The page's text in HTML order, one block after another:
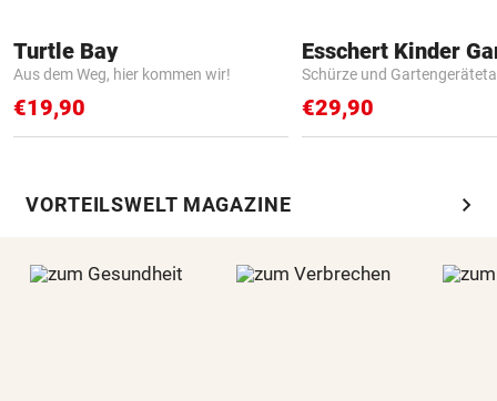
Turtle Bay
Aus dem Weg, hier kommen wir!
€19,90
Schürze und
€29,90
VORTEILSWELT MAGAZINE chevron_right